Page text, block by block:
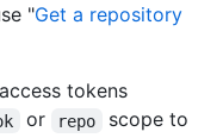
"Get a repository
tokens
or repo
scope to